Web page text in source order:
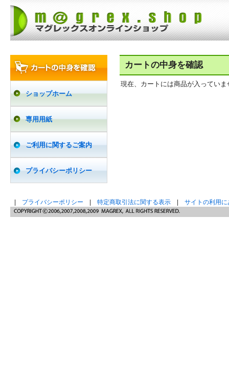
ショップホーム
専用用紙
ご利用に関するご案内
プライバシーポリシー
カートの中身を確認
現在、カートには商品が入っていま
プライバシーポリシー 特定商取引法に関する表示 サイトの利用に